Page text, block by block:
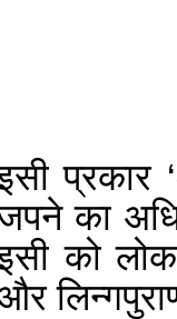
प्रकार ‘
का
को